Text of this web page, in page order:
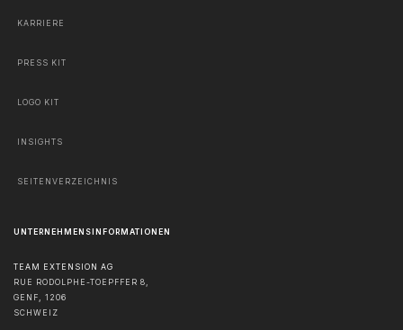
KARRIERE
PRESS KIT
LOGO KIT
INSIGHTS
SEITENVERZEICHNIS
UNTERNEHMENSINFORMATIONEN
TEAM EXTENSION AG
RUE RODOLPHE-TOEPFFER 8,
GENF, 1206
SCHWEIZ